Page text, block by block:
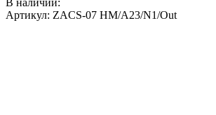
Артикул: ZACS-07 HM/A23/N1/Out